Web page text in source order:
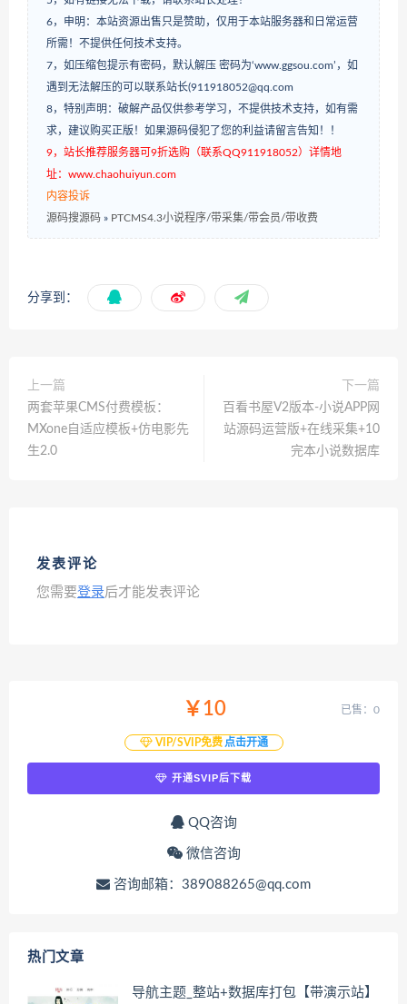
6，申明：本站资源出售只是赞助，仅用于本站服务器和日常运营
所需！不提供任何技术支持。
7，如压缩包提示有密码，默认解压 密码为‘www.ggsou.com’，如
遇到无法解压的可以联系站长(911918052@qq.com
8，特别声明：破解产品仅供参考学习，不提供技术支持，如有需
求，建议购买正版！如果源码侵犯了您的利益请留言告知！！
9，站长推荐服务器可9折选购（联系QQ911918052）详情地
址：www.chaohuiyun.com
内容投诉
源码搜源码 » PTCMS4.3小说程序/带采集/带会员/带收费
分享到：
上一篇
两套苹果CMS付费模板：
MXone自适应模板+仿电影先
生2.0
下一篇
百看书屋V2版本-小说APP网
站源码运营版+在线采集+10
完本小说数据库
发表评论
您需要登录后才能发表评论
￥10
VIP/SVIP免费 点击开通
已售：0
开通SVIP后下载
QQ咨询
微信咨询
咨询邮箱：389088265@qq.com
热门文章
导航主题_整站+数据库打包【带演示站】